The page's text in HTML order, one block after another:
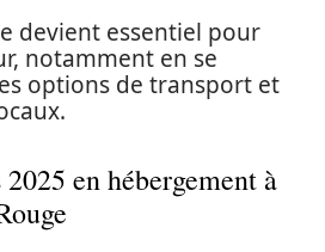
devient essentiel pour
notamment en se
options de transport et
en hébergement à